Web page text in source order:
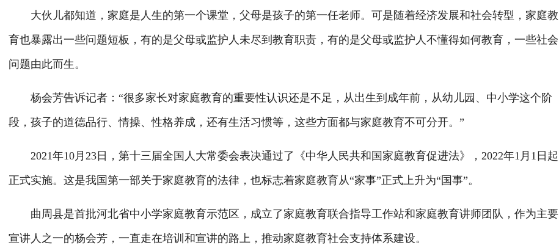
大伙儿都知道，家庭是人生的第一个课堂，父母是孩子的第一任老师。可是随着经济发展和社会转型，家庭教
育也暴露出一些问题短板，有的是父母或监护人未尽到教育职责，有的是父母或监护人不懂得如何教育，一些社会
问题由此而生。
杨会芳告诉记者：“很多家长对家庭教育的重要性认识还是不足，从出生到成年前，从幼儿园、中小学这个阶
段，孩子的道德品行、情操、性格养成，还有生活习惯等，这些方面都与家庭教育不可分开。”
2021年10月23日，第十三届全国人大常委会表决通过了《中华人民共和国家庭教育促进法》，2022年1月1日起
正式实施。这是我国第一部关于家庭教育的法律，也标志着家庭教育从“家事”正式上升为“国事”。
曲周县是首批河北省中小学家庭教育示范区，成立了家庭教育联合指导工作站和家庭教育讲师团队，作为主要
宣讲人之一的杨会芳，一直走在培训和宣讲的路上，推动家庭教育社会支持体系建设。